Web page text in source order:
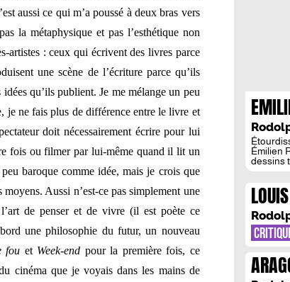
aussi ce qui m’a poussé à deux bras vers
la métaphysique et pas l’esthétique non
artistes : ceux qui écrivent des livres parce
une scène de l’écriture parce qu’ils
qu’ils publient. Je me mélange un peu
je ne fais plus de différence entre le livre et
doit nécessairement écrire pour lui
fois ou filmer par lui-même quand il lit un
baroque comme idée, mais je crois que
Aussi n’est-ce pas simplement une
de penser et de vivre (il est poète ce
une philosophie du futur, un nouveau
fou et Week-end pour la première fois, ce
cinéma que je voyais dans les mains de
Émilien
dessins
fer qui